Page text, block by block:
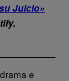
Juicio»
e